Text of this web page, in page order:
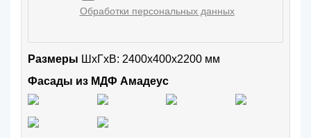
Обработки персональных данных
Размеры ШxГхВ: 2400x400x2200 мм
Фасады из МДФ Амадеус